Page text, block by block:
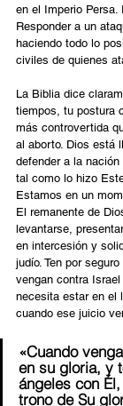
en el Imperio Persa.
Responder a un
haciendo todo lo
civiles de quienes
La Biblia dice
tiempos, tu postura
más controvertida
al aborto. Dios está
defender a la
tal como lo hizo
Estamos en un
El remanente de
levantarse,
en intercesión y
judío. Ten por
vengan contra
necesita estar en el
cuando ese juicio
«Cuando
en su gloria, y
ángeles con
trono de Su